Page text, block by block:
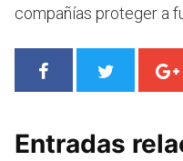
compañías proteger a
Entradas